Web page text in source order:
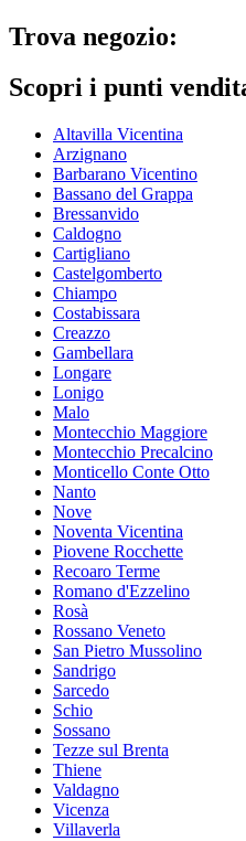
Trova negozio:
Scopri i punti
Altavilla Vicentina
Arzignano
Barbarano Vicentino
Bassano del Grappa
Bressanvido
Caldogno
Cartigliano
Castelgomberto
Chiampo
Costabissara
Creazzo
Gambellara
Longare
Lonigo
Malo
Montecchio Maggiore
Montecchio Precalcino
Monticello Conte Otto
Nanto
Nove
Noventa Vicentina
Piovene Rocchette
Recoaro Terme
Romano d'Ezzelino
Rosà
Rossano Veneto
San Pietro Mussolino
Sandrigo
Sarcedo
Schio
Sossano
Tezze sul Brenta
Thiene
Valdagno
Vicenza
Villaverla